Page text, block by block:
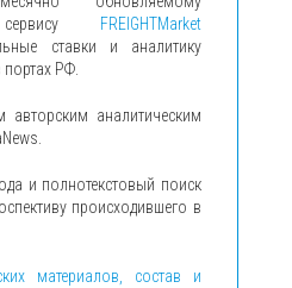
сервису FREIGHTMarket
ставки и аналитику
портах РФ.
авторским аналитическим
и полнотекстовый поиск
происходившего в
материалов, состав и